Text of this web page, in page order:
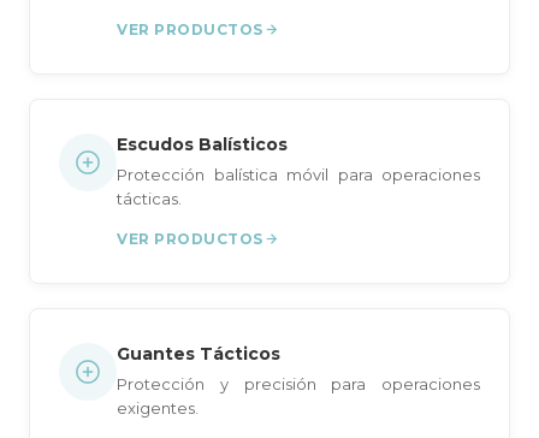
VER PRODUCTOS
Escudos Balísticos
Protección balística móvil para operaciones
tácticas.
VER PRODUCTOS
Guantes Tácticos
Protección y precisión para operaciones
exigentes.